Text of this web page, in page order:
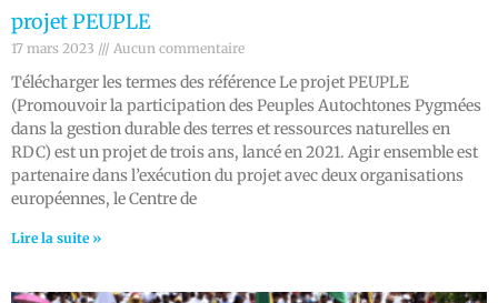
projet PEUPLE
17 mars 2023 Aucun commentaire
Télécharger les termes des référence Le projet PEUPLE
(Promouvoir la participation des Peuples Autochtones Pygmées
dans la gestion durable des terres et ressources naturelles en
RDC) est un projet de trois ans, lancé en 2021. Agir ensemble est
partenaire dans l’exécution du projet avec deux organisations
européennes, le Centre de
Lire la suite »